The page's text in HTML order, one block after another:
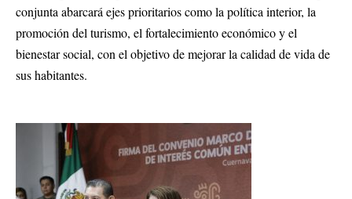
conjunta abarcará ejes prioritarios como la política interior, la
promoción del turismo, el fortalecimiento económico y el
bienestar social, con el objetivo de mejorar la calidad de vida de
sus habitantes.